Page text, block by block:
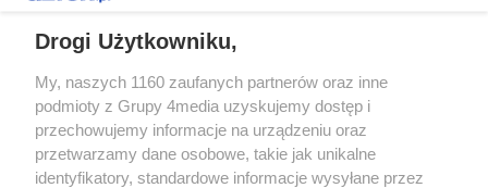
Drogi Użytkowniku,
My, naszych 1160 zaufanych partnerów oraz inne
podmioty z Grupy 4media uzyskujemy dostęp i
przechowujemy informacje na urządzeniu oraz
przetwarzamy dane osobowe, takie jak unikalne
identyfikatory, standardowe informacje wysyłane przez